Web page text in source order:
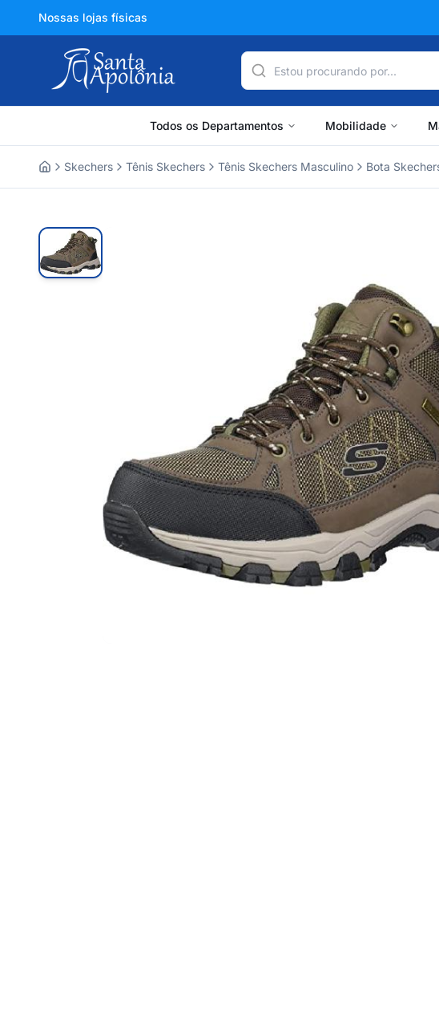
Nossas lojas físicas
Todos os Departamentos Mobilidade
Skechers Tênis Skechers Tênis Skechers Masculino Bota